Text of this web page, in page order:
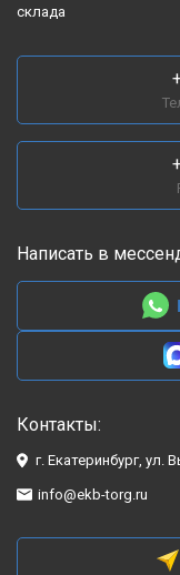
склада
Написать в
Контакты:
г. Екатеринбург, ул.
info@ekb-torg.ru